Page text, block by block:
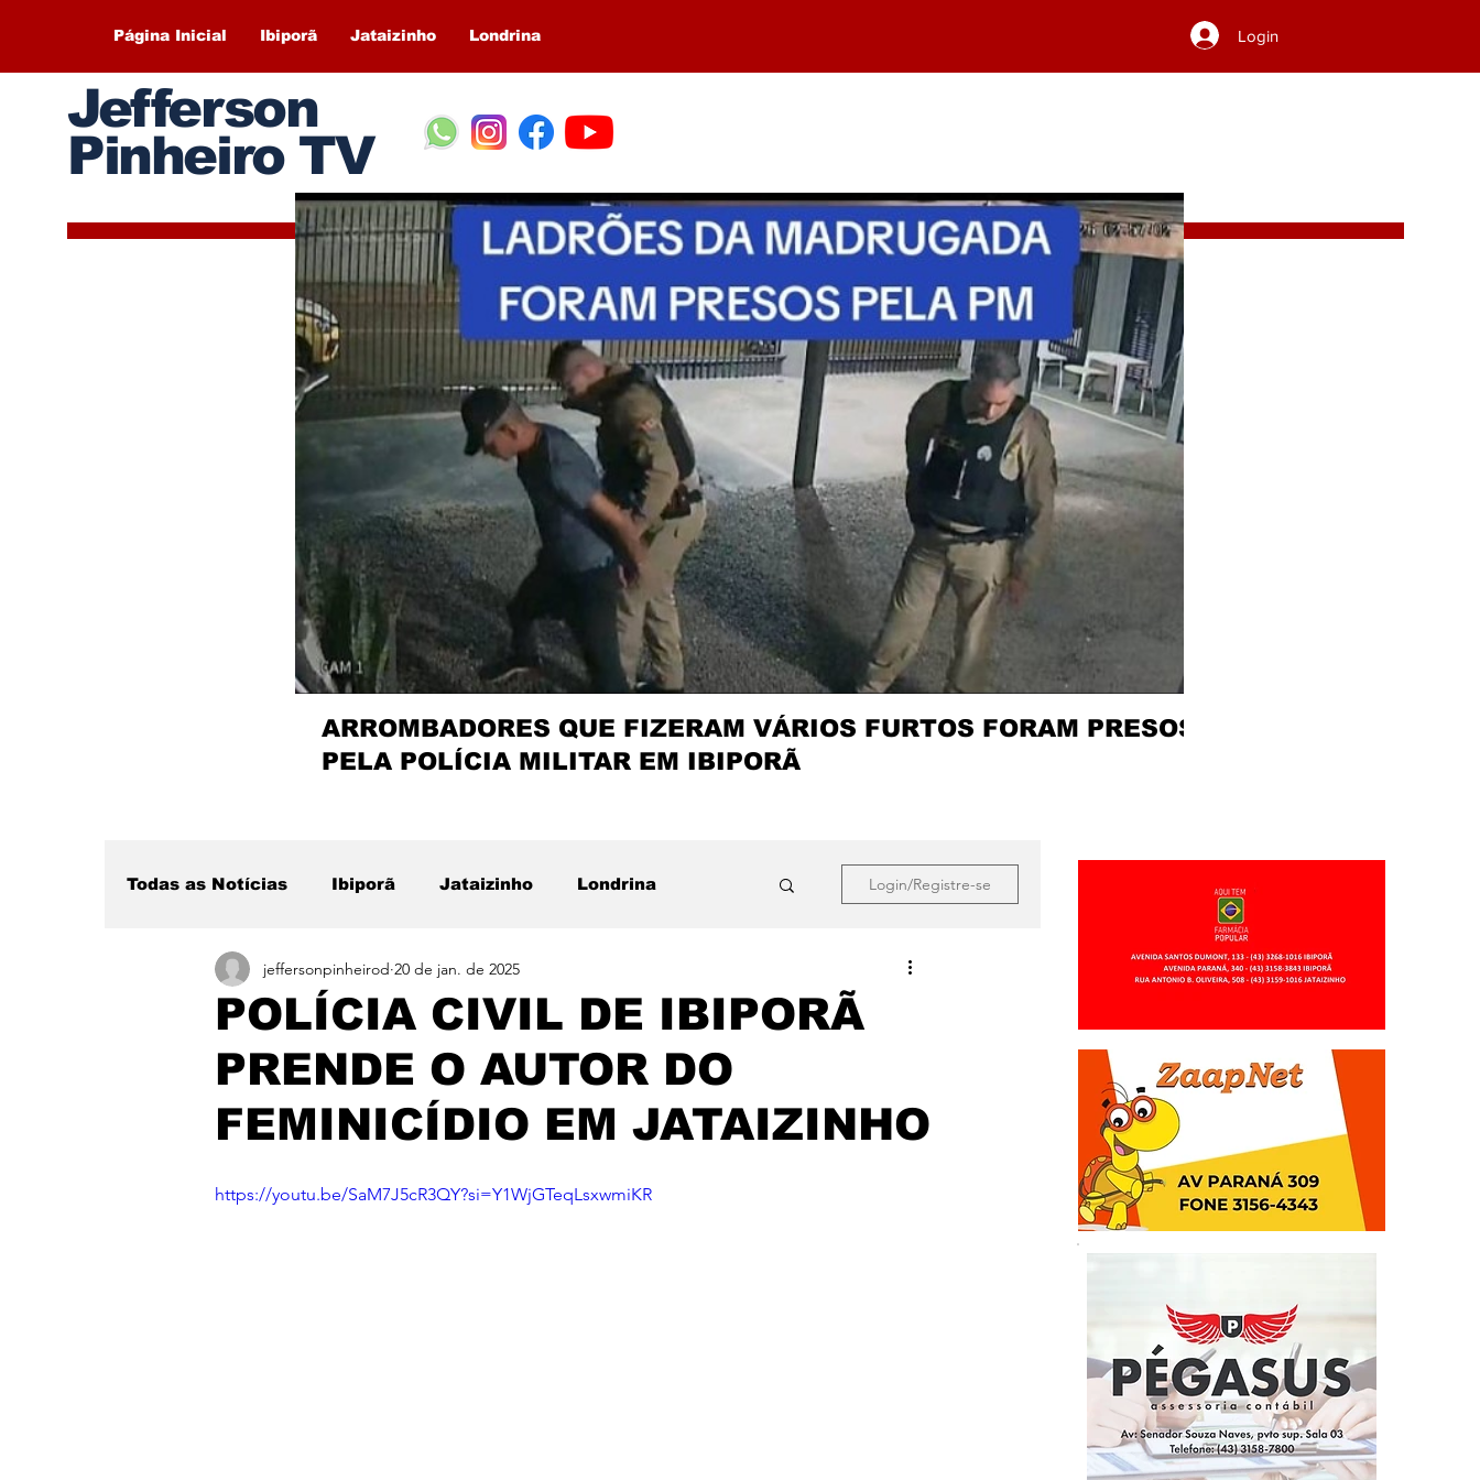
Página Inicial Ibiporã Jataizinho Londrina Login
Jefferson
Pinheiro TV
ARROMBADORES QUE FIZERAM VÁRIOS FURTOS FORAM PRESOS
PELA POLÍCIA MILITAR EM IBIPORÃ
Todas as Notícias Ibiporã Jataizinho Londrina
Região Sertanópolis Destaque
Login/Registre-se
POLÍCIA CIVIL DE IBIPORÃ
PRENDE O AUTOR DO
FEMINICÍDIO EM JATAIZINHO
jeffersonpinheirod 20 de jan. de 2025
https://youtu.be/SaM7J5cR3QY?si=Y1WjGTeqLsxwmiKR